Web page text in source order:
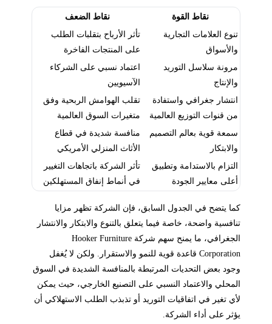
نقاط القوة
نقاط الضعف
تنوع العلامات التجارية
والأسواق
تأثر الأرباح بتقلبات الطلب
على المنتجات الفاخرة
مرونة سلاسل التوريد
والإنتاج
اعتماد نسبي على الشركاء
الآسيويين
انتشار جغرافي واستفادة
من قنوات التوزيع العالمية
تقلب الهوامش الربحية وفق
متغيرات السوق العالمية
سمعة قوية بعالم التصميم
والابتكار
منافسة شديدة في قطاع
الأثاث المنزلي الأمريكي
التزام بالاستدامة وتطبيق
أعلى معايير الجودة
تأثر الشركة باتجاهات التغيير
في أنماط إنفاق المستهلكين
كما يتضح في الجدول السابق، فإن الشركة تظهر مزايا
تنافسية واضحة، خاصة فيما يتعلق بالتنوع والابتكار والانتشار
الجغرافي، ما يمنح سهم شركة Hooker Furniture
Corporation قاعدة قوية للنمو والاستقرار. ولكن لا يُغفل
وجود بعض التحديات المرتبطة بالمنافسة الشديدة في السوق
المحلي والاعتماد النسبي على التصنيع الخارجي، حيث يمكن
لأي تغير في اتفاقيات التوريد أو تذبذب الطلب الاستهلاكي أن
يؤثر على أداء الشركة.